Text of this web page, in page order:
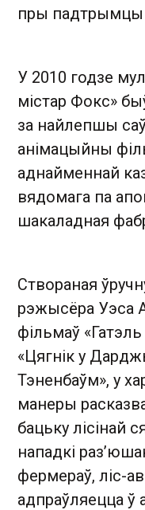
пры падтрымцы
У 2010 годзе
містар Фокс»
за найлепшы
анімацыйны
аднайменнай
вядомага па
шакаладная
Створаная
рэжысёра Уэса
фільмаў
«Цягнік у
Тэненбаўм», у
манеры
бацьку лісінай
нападкі
фермераў, ліс-
адпраўляецца ў